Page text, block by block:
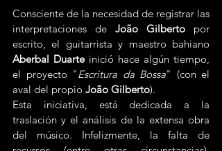
Consciente de la necesidad de registrar las
interpretaciones de João Gilberto por
Aberbal Duarte inició hace algún tiempo,
el proyecto "Escritura da Bossa" (con el
aval del propio João Gilberto).
Esta iniciativa, está dedicada a la
traslación y el análisis de la extensa obra
del músico. Infelizmente, la falta de